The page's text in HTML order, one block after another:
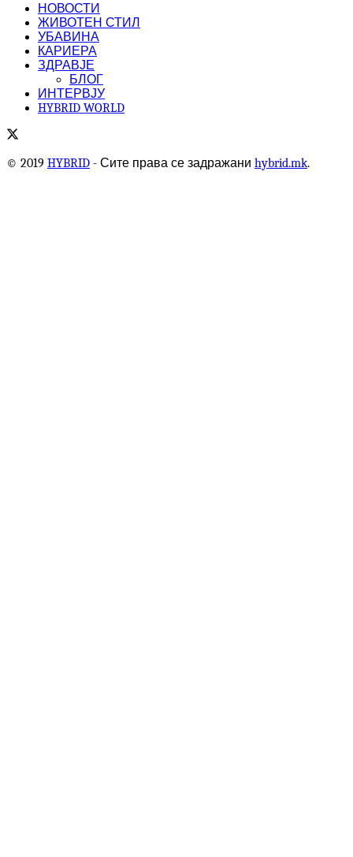
НОВОСТИ
ЖИВОТЕН СТИЛ
УБАВИНА
КАРИЕРА
ЗДРАВЈЕ
БЛОГ
ИНТЕРВЈУ
HYBRID WORLD
© 2019 HYBRID - Сите права се задражани hybrid.mk.